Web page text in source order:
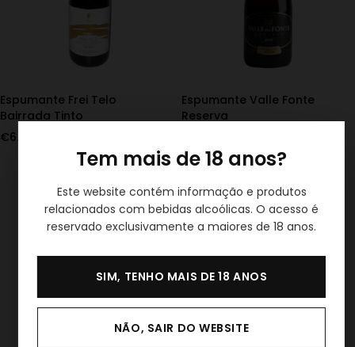
Espumante Frei Telo
Bairrada Tinto
€6.75
Espumante Valle Fonte
Reserva
Tem mais de 18 anos?
Este website contém informação e produtos
relacionados com bebidas alcoólicas. O acesso é
reservado exclusivamente a maiores de 18 anos.
SIM, TENHO MAIS DE 18 ANOS
NÃO, SAIR DO WEBSITE